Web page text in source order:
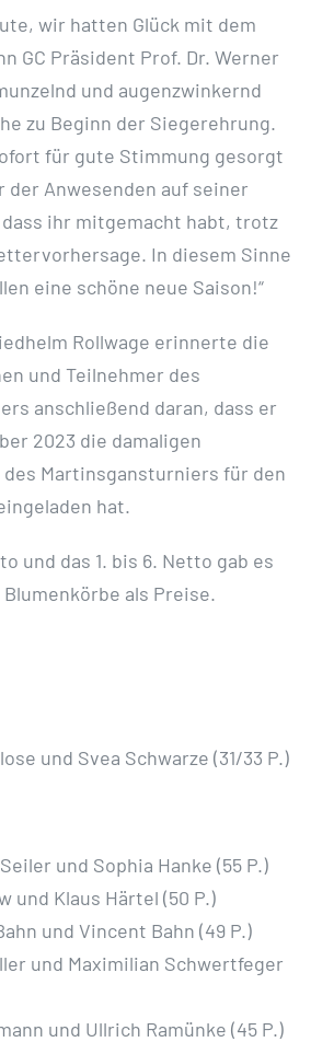
wir hatten Glück mit dem
GC Präsident Prof. Dr. Werner
und augenzwinkernd
zu Beginn der Siegerehrung.
für gute Stimmung gesorgt
der Anwesenden auf seiner
dass ihr mitgemacht habt, trotz
In diesem Sinne
eine schöne neue Saison!“
Rollwage erinnerte die
und Teilnehmer des
anschließend daran, dass er
2023 die damaligen
Martinsgansturniers für den
hat.
und das 1. bis 6. Netto gab es
als Preise.
und Svea Schwarze (31/33 P.)
und Sophia Hanke (55 P.)
und Klaus Härtel (50 P.)
und Vincent Bahn (49 P.)
und Maximilian Schwertfeger
und Ullrich Ramünke (45 P.)